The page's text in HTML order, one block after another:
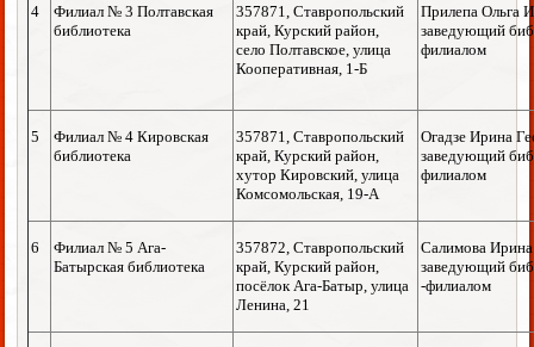
4
Филиал № 3 Полтавская
библиотека
357871, Ставропольский
край, Курский район,
село Полтавское, улица
Кооперативная, 1-Б
Прилепа Ольга
заведующий
филиалом
5
Филиал № 4 Кировская
библиотека
357871, Ставропольский
край, Курский район,
хутор Кировский, улица
Комсомольская, 19-А
Огадзе Ирина
заведующий
филиалом
6
Филиал № 5 Ага-
Батырская библиотека
357872, Ставропольский
край, Курский район,
посёлок Ага-Батыр, улица
Ленина, 21
Салимова
заведующий
-филиалом